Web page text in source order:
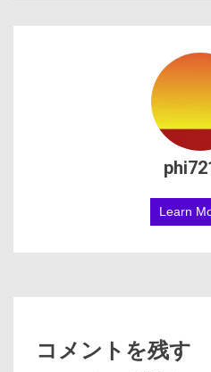
Learn
コメントを残す